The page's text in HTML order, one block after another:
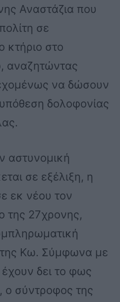
Αναστάζια που
σε
κτήριο στο
αναζητώντας
να δώσουν
δολοφονίας
αστυνομική
σε εξέλιξη, η
εκ νέου τον
της 27χρονης,
Κω. Σύμφωνα με
δει το φως
ο σύντροφος της